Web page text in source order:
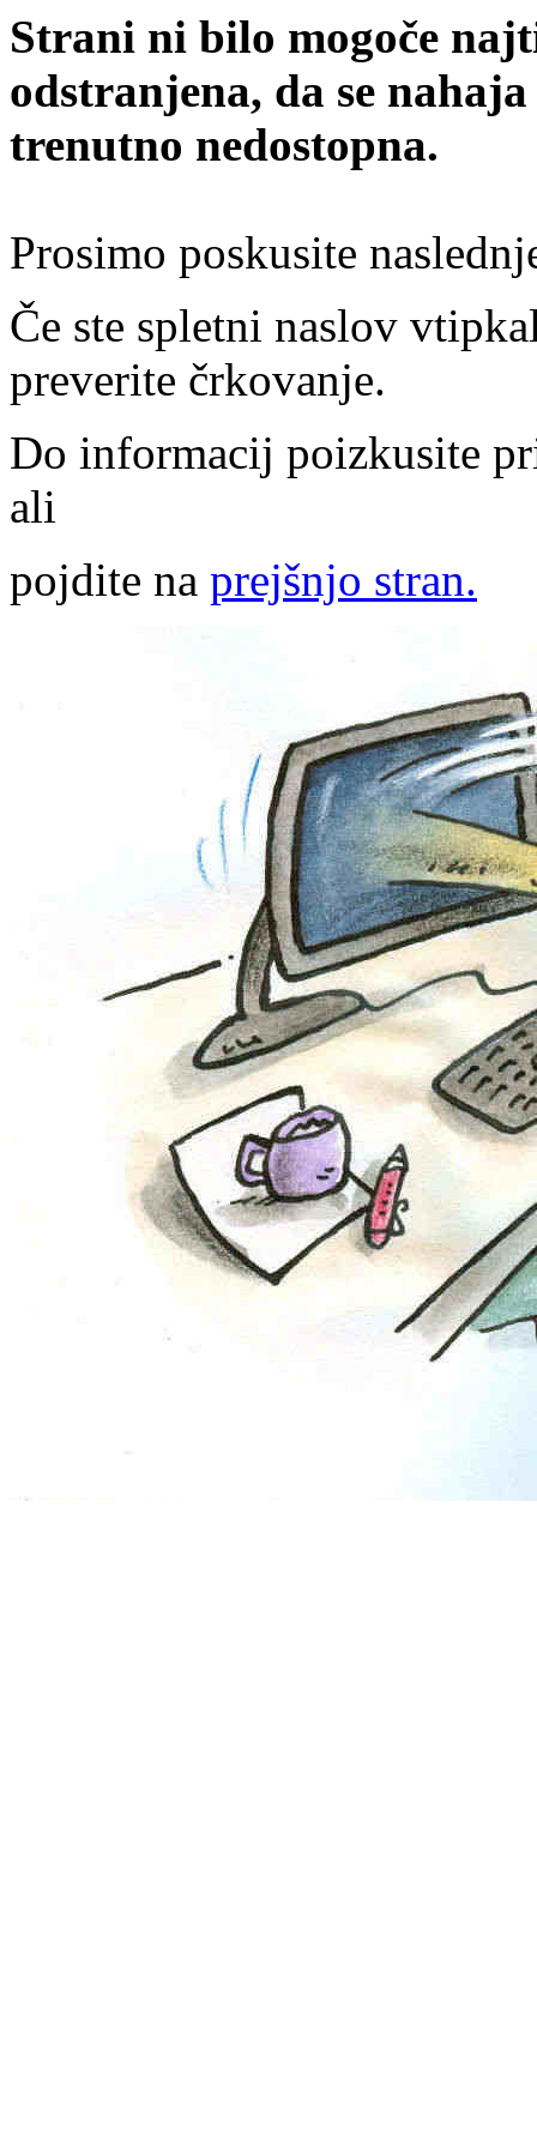
Strani ni bilo mogoče
odstranjena, da se
trenutno nedostopna.
Prosimo poskusite
Če ste spletni naslov
preverite črkovanje.
Do informacij poizkusite
ali
pojdite na prejšnjo stran.